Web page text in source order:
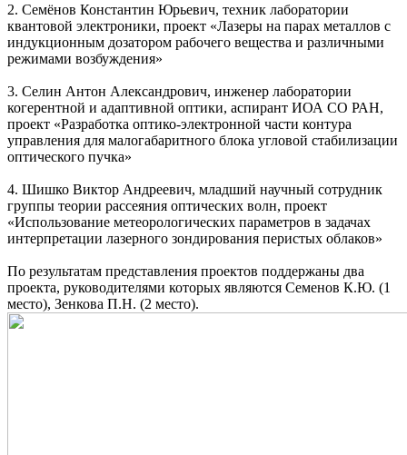
2. Семёнов Константин Юрьевич, техник лаборатории
квантовой электроники, проект «Лазеры на парах металлов с
индукционным дозатором рабочего вещества и различными
режимами возбуждения»
3. Селин Антон Александрович, инженер лаборатории
когерентной и адаптивной оптики, аспирант ИОА СО РАН,
проект «Разработка оптико-электронной части контура
управления для малогабаритного блока угловой стабилизации
оптического пучка»
4. Шишко Виктор Андреевич, младший научный сотрудник
группы теории рассеяния оптических волн, проект
«Использование метеорологических параметров в задачах
интерпретации лазерного зондирования перистых облаков»
По результатам представления проектов поддержаны два
проекта, руководителями которых являются Семенов К.Ю. (1
место), Зенкова П.Н. (2 место).